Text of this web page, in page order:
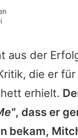
& Liebe
auf Promiflash
aus der
die er
erhielt.
, dass er
bekam,